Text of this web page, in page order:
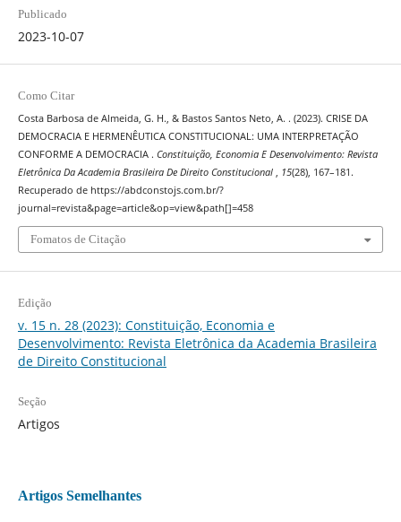
Publicado
2023-10-07
Como Citar
Costa Barbosa de Almeida, G. H., & Bastos Santos Neto, A. . (2023). CRISE DA
DEMOCRACIA E HERMENÊUTICA CONSTITUCIONAL: UMA INTERPRETAÇÃO
CONFORME A DEMOCRACIA . Constituição, Economia E Desenvolvimento: Revista
Eletrônica Da Academia Brasileira De Direito Constitucional , 15(28), 167–181.
Recuperado de https://abdconstojs.com.br/?
journal=revista&page=article&op=view&path[]=458
Fomatos de Citação
Edição
v. 15 n. 28 (2023): Constituição, Economia e
Desenvolvimento: Revista Eletrônica da Academia Brasileira
de Direito Constitucional
Seção
Artigos
Artigos Semelhantes